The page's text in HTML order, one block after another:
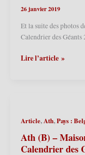
des
Géants
2020
26 janvier 2019
Et la suite des photos
Calendrier des Géants
Ath
–
Présentation
du
Lire l’article »
Article,Ath,Pays :
Ath (B) –
Calendrier des